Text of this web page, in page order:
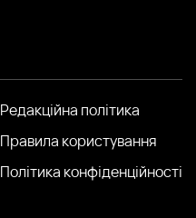
Редакційна політика
Правила користування
Політика конфіденційності